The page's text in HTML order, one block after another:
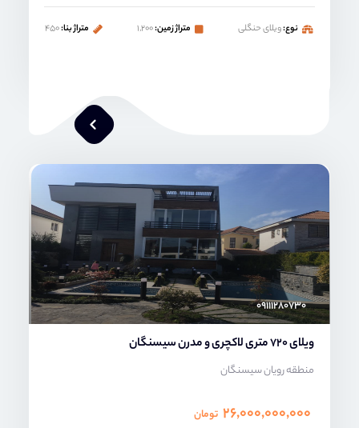
نوع:ویلای حنگلی متراژ زمین:۱,۲۰۰ متراژ بنا:۴۵۰
محمد صنعتی
۰۹۱۱۱۲۸۰۷۳۰
ویلای 720 متری لاکچری و مدرن سیسنگان
منطقه رویان سیسنگان
۲۶,۰۰۰,۰۰۰,۰۰۰ تومان